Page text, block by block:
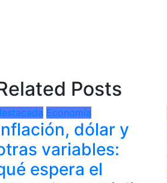
Posts
Economía
dólar y
variables:
espera el